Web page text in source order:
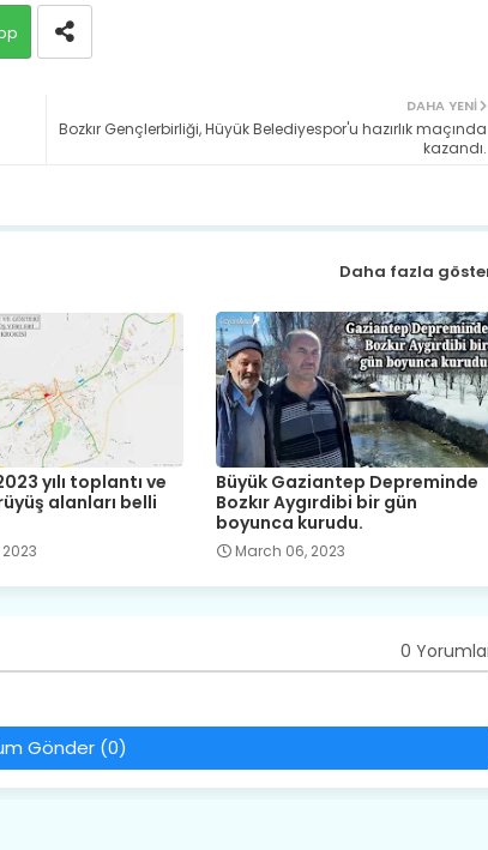
DAHA YENI
Bozkır Gençlerbirliği, Hüyük Belediyespor'u hazırlık maçında
kazandı.
Daha fazla
yılı toplantı ve
alanları belli
Büyük Gaziantep Depreminde
Bozkır Aygırdibi bir gün
boyunca kurudu.
March 06, 2023
0
Gönder (0)